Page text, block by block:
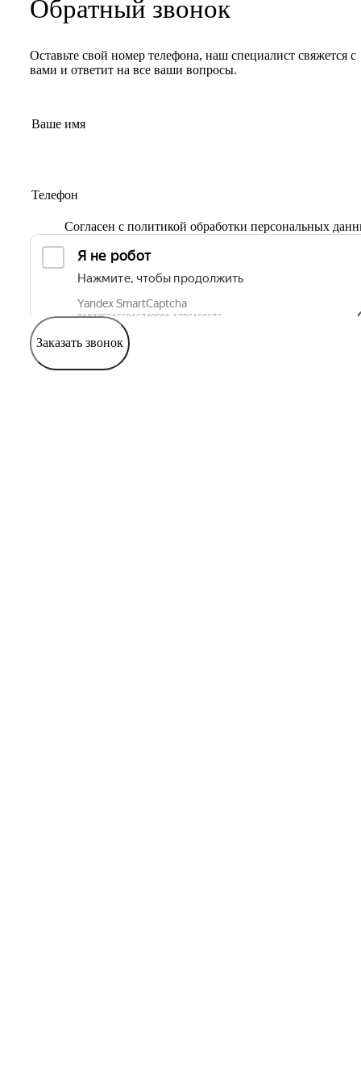
Обратный звонок
Оставьте свой номер телефона, наш специалист свяжется с
вами и ответит на все ваши вопросы.
Согласен с политикой обработки персональных
Заказать звонок